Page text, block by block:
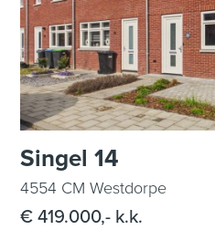
Singel 14
4554 CM Westdorpe
€ 419.000,- k.k.